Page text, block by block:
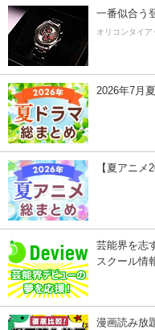
一番似合う
オリコンタイア
2026年7月
【夏アニ
芸能界を志
スクール情
漫画読み放